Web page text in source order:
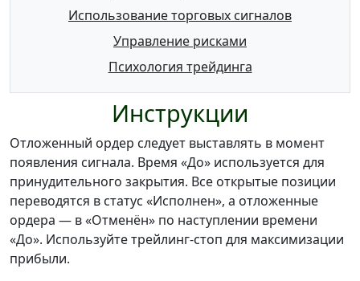
Использование торговых сигналов
Управление рисками
Психология трейдинга
Инструкции
Отложенный ордер следует выставлять в момент
появления сигнала. Время «До» используется для
принудительного закрытия. Все открытые позиции
переводятся в статус «Исполнен», а отложенные
ордера — в «Отменён» по наступлении времени
«До». Используйте трейлинг-стоп для максимизации
прибыли.